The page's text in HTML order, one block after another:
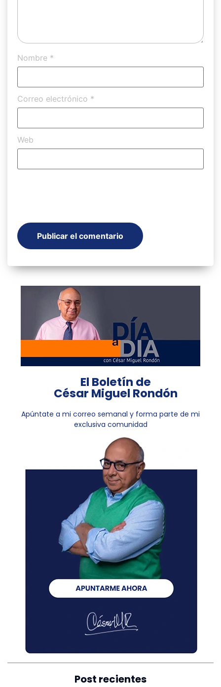
Nombre *
Correo electrónico *
Web
El Boletín de
César Miguel Rondón
Apúntate a mi correo semanal y forma parte de mi
exclusiva comunidad
Post recientes